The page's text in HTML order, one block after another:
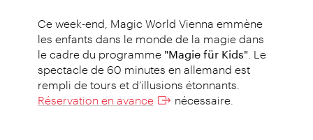
Ce week-end, Magic World Vienna emmène
les enfants dans le monde de la magie dans
le cadre du programme "Magie für Kids" . Le
spectacle de 60 minutes en allemand est
rempli de tours et d’illusions étonnants.
Réservation en avance
nécessaire.